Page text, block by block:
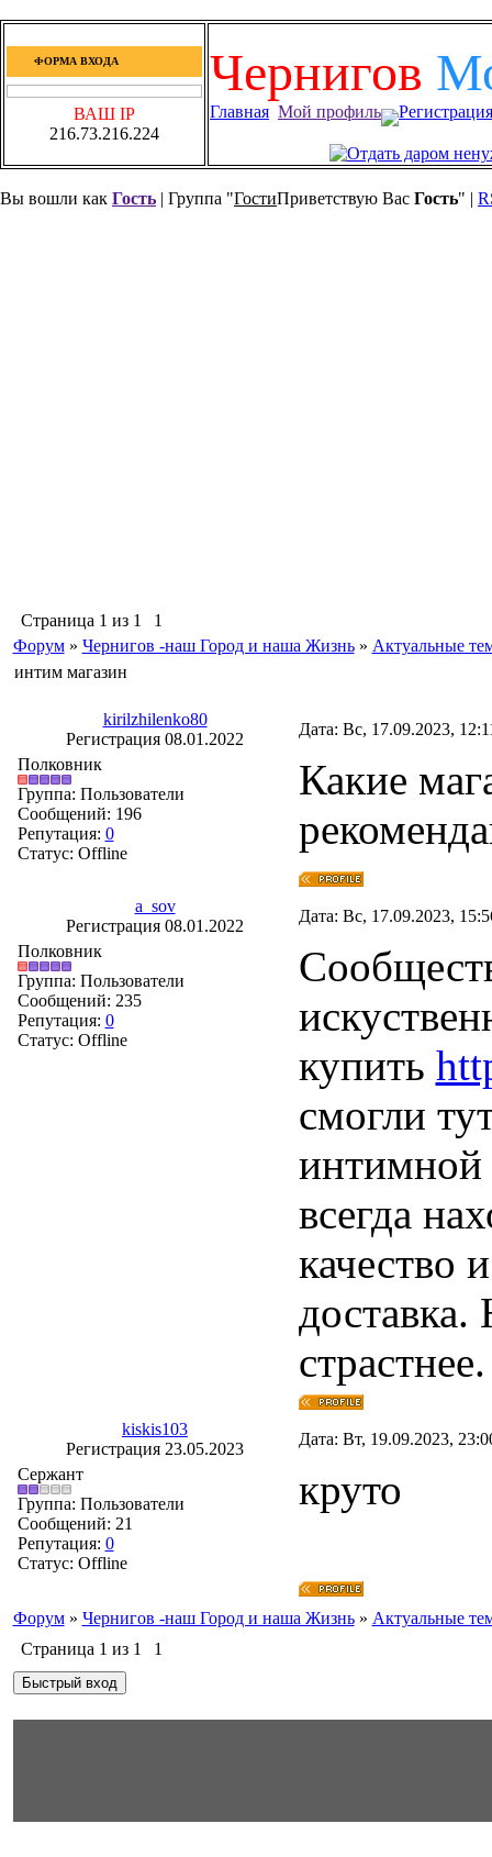
ФОРМА ВХОДА
ВАШ IP
216.73.216.224
Чернигов
Главная Мой профиль Регистрация
Вы вошли как Гость | Группа "ГостиПриветствую Вас Гость" |
Страница 1 из 1
1
Форум » Чернигов -наш Город и наша Жизнь » Актуальные
интим магазин
kirilzhilenko80
Регистрация 08.01.2022
Дата: Вс, 17.09.2023,
Полковник
Группа: Пользователи
Сообщений: 196
Репутация: 0
Статус: Offline
Какие
a_sov
Регистрация 08.01.2022
Дата: Вс, 17.09.2023,
Полковник
Группа: Пользователи
Сообщений: 235
Репутация: 0
Статус: Offline
купить
смогли
интимной
всегда
качество
страстнее.
kiskis103
Регистрация 23.05.2023
Дата: Вт, 19.09.2023,
Сержант
Группа: Пользователи
Сообщений: 21
Репутация: 0
Статус: Offline
круто
Форум » Чернигов -наш Город и наша Жизнь » Актуальные
Страница 1 из 1 1